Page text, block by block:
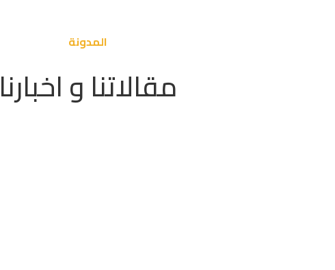
المدونة
مقالاتنا و اخبارنا